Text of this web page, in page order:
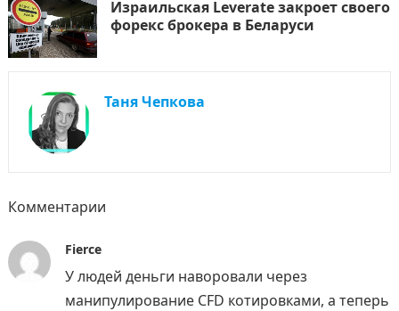
Израильская Leverate закроет своего
форекс брокера в Беларуси
Таня Чепкова
Комментарии
Fierce
У людей деньги наворовали через
манипулирование CFD котировками, а теперь